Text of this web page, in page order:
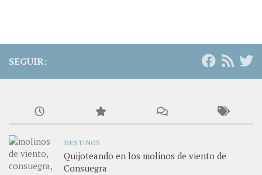
SEGUIR:
DESTINOS
Quijoteando en los molinos de viento de
Consuegra